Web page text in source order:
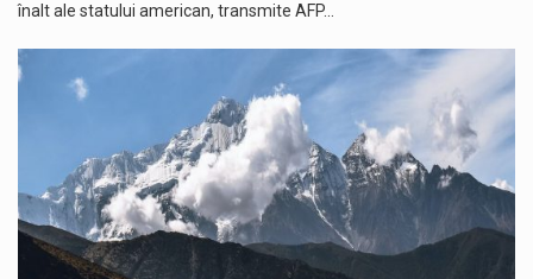
înalt ale statului american, transmite AFP…